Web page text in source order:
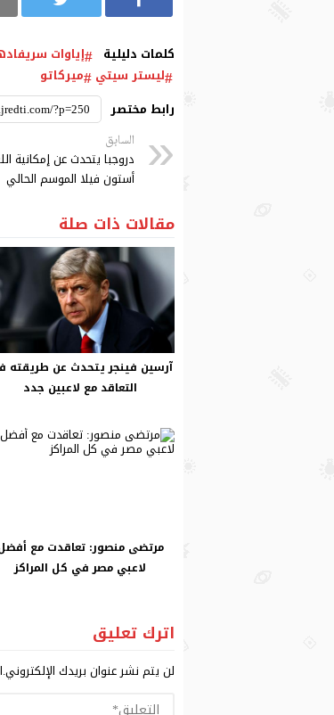
كلمات دليلية إياوات
ليستر سيتي ميركاتو
رابط مختصر
السابق
دروجبا يتحدث عن إمكانية
أستون فيلا الموسم الحالي
مقالات ذات صلة
آرسين فينجر يتحدث عن طريقته
التعاقد مع لاعبين جدد
مرتضى منصور: تعاقدت مع
لاعبي مصر في كل المراكز
اترك تعليق
لن يتم نشر عنوان بريدك الإلكتروني.